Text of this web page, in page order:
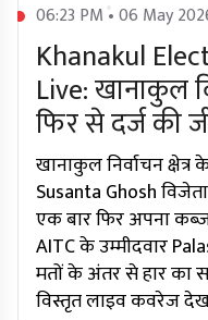
06:23 PM • 06 May
Khanakul
Live: खानाकुल
फिर से दर्ज की
खानाकुल निर्वाचन
Susanta Ghosh
एक बार फिर अपना
AITC के उम्मीदवार
मतों के अंतर से हार का
विस्तृत लाइव कवरेज